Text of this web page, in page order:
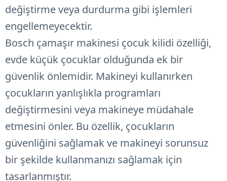
değiştirme veya durdurma gibi işlemleri
engellemeyecektir.
Bosch çamaşır makinesi çocuk kilidi özelliği,
evde küçük çocuklar olduğunda ek bir
güvenlik önlemidir. Makineyi kullanırken
çocukların yanlışlıkla programları
değiştirmesini veya makineye müdahale
etmesini önler. Bu özellik, çocukların
güvenliğini sağlamak ve makineyi sorunsuz
bir şekilde kullanmanızı sağlamak için
tasarlanmıştır.